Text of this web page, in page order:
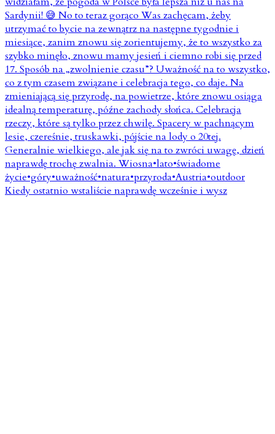
Kiedy ostatnio wstaliście naprawdę wcześnie i wysz